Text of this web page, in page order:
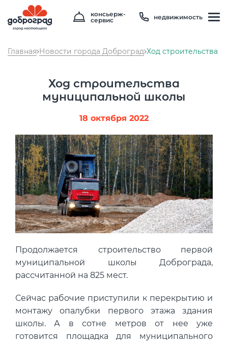
консьерж-
сервис
недвижимость
Главная Новости города Доброград Ход строительства
Ход строительства
муниципальной школы
18 октября 2022
Продолжается строительство первой
муниципальной школы Доброграда,
рассчитанной на 825 мест.
Сейчас рабочие приступили к перекрытию и
монтажу опалубки первого этажа здания
школы. А в сотне метров от нее уже
готовится площадка для муниципального
8 800 600 01 49
8 910 180 20 19
servis@uk-dobrograd.ru
Температура
26 °C
Влажность
51 %
Давление
748 мм рт. ст
? PM2.5 1мкг/м3
? PM10 3 мкг/м3
? Концентрация ЛОС 0.003 мм3/м3
? Концентрация CO2 337 ppm
? Концентрация CO 9 ppm